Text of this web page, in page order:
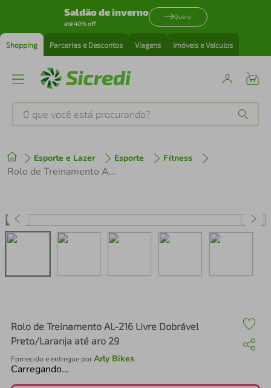
Saldão de inverno
até 40% off
Quero
Shopping Parcerias e Descontos Viagens Imóveis e Veículos
O que você está procurando?
Esporte e Lazer Esporte Fitness
Rolo de Treinamento AL-216 Livre Dobrável Preto/Laranja até aro 29
Rolo de Treinamento AL-216 Livre Dobrável
Preto/Laranja até aro 29
Fornecido e entregue porArly Bikes
Carregando…
1º tenis
perfume